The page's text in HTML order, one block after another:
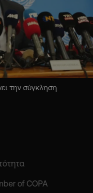
την σύγκληση
of COPA